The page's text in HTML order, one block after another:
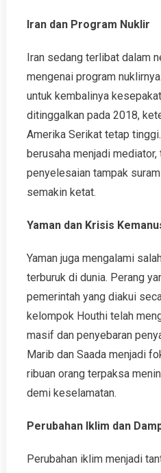
Iran dan Program Nuklir
Iran sedang terlibat dalam
mengenai program
untuk kembalinya
ditinggalkan pada 2018,
Amerika Serikat tetap
berusaha menjadi
penyelesaian tampak
semakin ketat.
Yaman dan Krisis
Yaman juga mengalami
terburuk di dunia. Perang
pemerintah yang diakui
kelompok Houthi telah
masif dan penyebaran
Marib dan Saada menjadi
ribuan orang terpaksa
demi keselamatan.
Perubahan Iklim dan
Perubahan iklim menjadi